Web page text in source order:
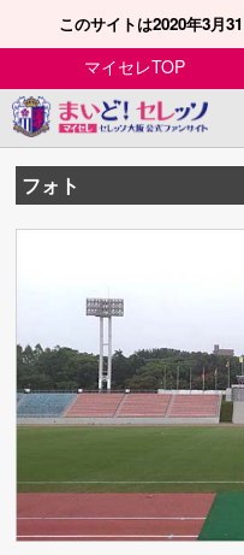
このサイトは2020年3月
マイセレTOP
フォト